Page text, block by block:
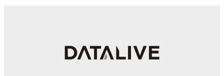
Fujitsu 第三者保守
Hitachi 第三者保守